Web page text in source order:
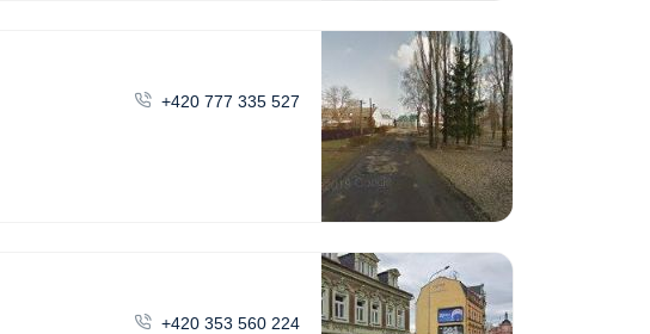
+420 777 335 527
+420 353 560 224